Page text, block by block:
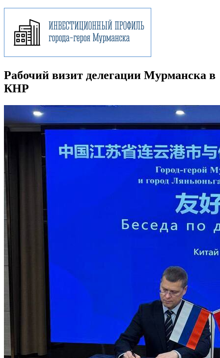
Рабочий визит делегации Мурманска в
КНР